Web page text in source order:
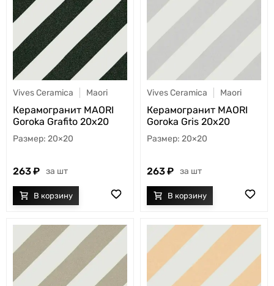
Vives Ceramica Maori
Керамогранит MAORI
Goroka Grafito 20x20
20×20
263 шт
Vives Ceramica Maori
Керамогранит MAORI
Goroka Gris 20x20
20×20
263 шт